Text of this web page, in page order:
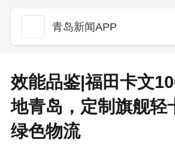
青岛新闻APP
效能品鉴|福田卡文
地青岛，定制旗舰轻
绿色物流